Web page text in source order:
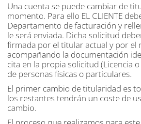
Una cuenta se puede cambiar de
momento. Para ello EL CLIENTE
Departamento de facturación y
le será enviada. Dicha solicitud
firmada por el titular actual y por el
acompañando la documentación
cita en la propia solicitud (Licencia
de personas físicas o particulares.
El primer cambio de titularidad es
los restantes tendrán un coste de
cambio.